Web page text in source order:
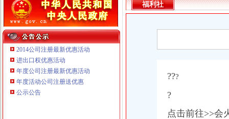
2014公司注册最新优惠活动
进出口权优惠活动
年度公司注册最新优惠活动
年度活动公司注册送优惠
公示公告
重庆鸽牌电线电缆有限公司 渝北10010万 (进出口权)
重庆星竣贸易有限责任公司 渝中100万 （进出口权）
福利社
???
?
点击前往>>会